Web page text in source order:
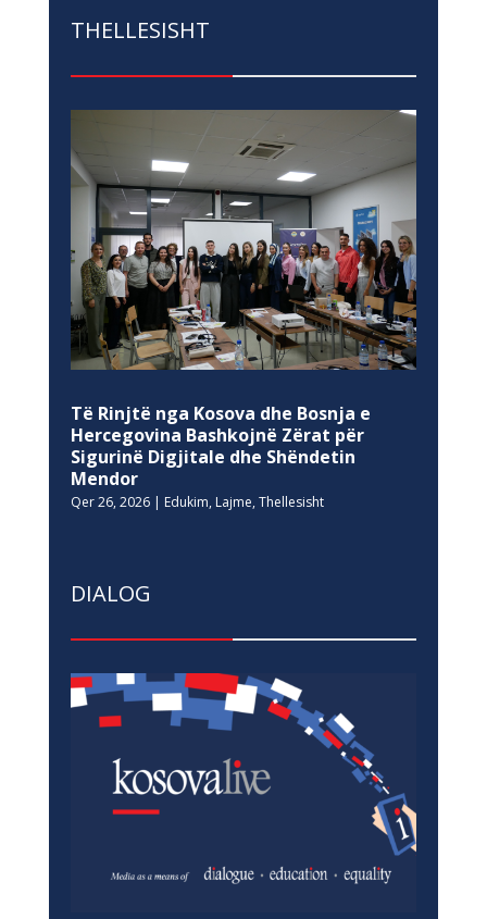
THELLESISHT
Të Rinjtë nga Kosova dhe Bosnja e
Hercegovina Bashkojnë Zërat për
Sigurinë Digjitale dhe Shëndetin
Mendor
Qer 26, 2026| Edukim, Lajme, Thellesisht
DIALOG